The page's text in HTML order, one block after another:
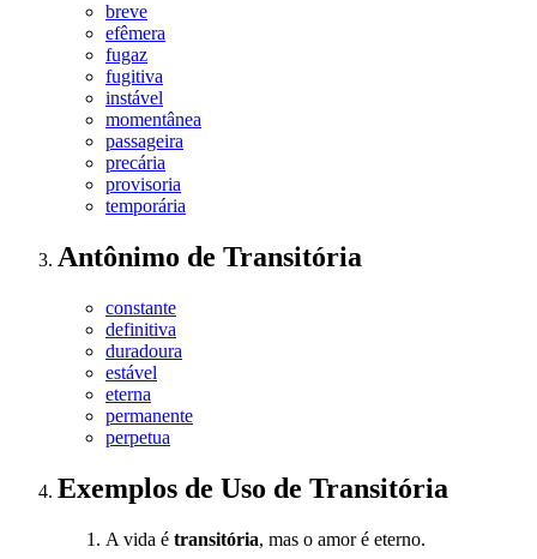
breve
efêmera
fugaz
fugitiva
instável
momentânea
passageira
precária
provisoria
temporária
Antônimo de Transitória
constante
definitiva
duradoura
estável
eterna
permanente
perpetua
Exemplos de Uso de Transitória
A vida é transitória, mas o amor é eterno.